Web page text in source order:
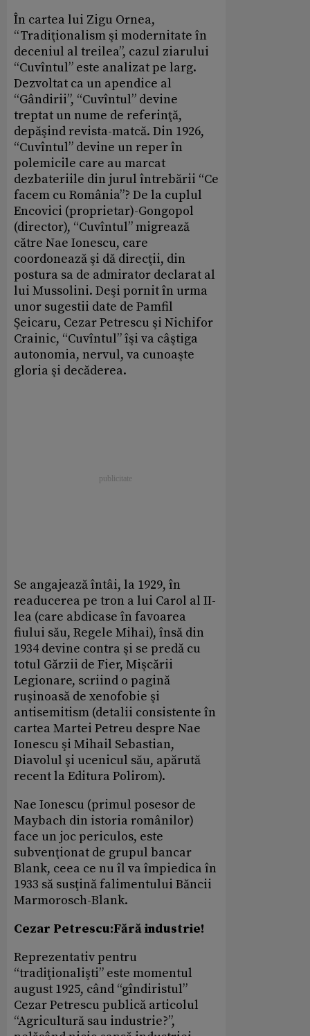
În cartea lui Zigu Ornea,
“Tradiţionalism şi modernitate în
deceniul al treilea”, cazul ziarului
“Cuvîntul” este analizat pe larg.
Dezvoltat ca un apendice al
“Gândirii”, “Cuvîntul” devine
treptat un nume de referinţă,
depăşind revista-matcă. Din 1926,
“Cuvîntul” devine un reper în
polemicile care au marcat
dezbateriile din jurul întrebării “Ce
facem cu România”? De la cuplul
Encovici (proprietar)-Gongopol
(director), “Cuvîntul” migrează
către Nae Ionescu, care
coordonează şi dă direcţii, din
postura sa de admirator declarat al
lui Mussolini. Deşi pornit în urma
unor sugestii date de Pamfil
Şeicaru, Cezar Petrescu şi Nichifor
Crainic, “Cuvîntul” îşi va câştiga
autonomia, nervul, va cunoaşte
gloria şi decăderea.
Se angajează întâi, la 1929, în
readucerea pe tron a lui Carol al II-
lea (care abdicase în favoarea
fiului său, Regele Mihai), însă din
1934 devine contra şi se predă cu
totul Gărzii de Fier, Mişcării
Legionare, scriind o pagină
ruşinoasă de xenofobie şi
antisemitism (detalii consistente în
cartea Martei Petreu despre Nae
Ionescu şi Mihail Sebastian,
Diavolul şi ucenicul său, apărută
recent la Editura Polirom).
Nae Ionescu (primul posesor de
Maybach din istoria românilor)
face un joc periculos, este
subvenţionat de grupul bancar
Blank, ceea ce nu îl va împiedica în
1933 să susţină falimentului Băncii
Marmorosch-Blank.
Cezar Petrescu:Fără industrie!
Reprezentativ pentru
“tradiţionalişti” este momentul
august 1925, când “gîndiristul”
Cezar Petrescu publică articolul
“Agricultură sau industrie?”,